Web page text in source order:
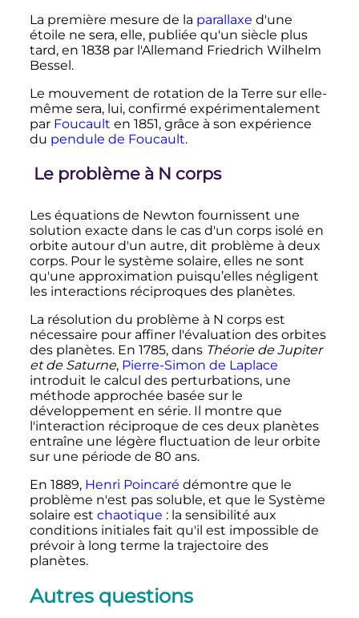
La première mesure de la parallaxe d'une
étoile ne sera, elle, publiée qu'un siècle plus
tard, en 1838 par l'Allemand Friedrich Wilhelm
Bessel.
Le mouvement de rotation de la Terre sur elle-
même sera, lui, confirmé expérimentalement
par Foucault en 1851, grâce à son expérience
du pendule de Foucault.
Le problème à N corps
Les équations de Newton fournissent une
solution exacte dans le cas d'un corps isolé en
orbite autour d'un autre, dit problème à deux
corps. Pour le système solaire, elles ne sont
qu'une approximation puisqu’elles négligent
les interactions réciproques des planètes.
La résolution du problème à N corps est
nécessaire pour affiner l'évaluation des orbites
des planètes. En 1785, dans Théorie de Jupiter
et de Saturne, Pierre-Simon de Laplace
introduit le calcul des perturbations, une
méthode approchée basée sur le
développement en série. Il montre que
l'interaction réciproque de ces deux planètes
entraîne une légère fluctuation de leur orbite
sur une période de 80 ans.
En 1889, Henri Poincaré démontre que le
problème n'est pas soluble, et que le Système
solaire est chaotique : la sensibilité aux
conditions initiales fait qu'il est impossible de
prévoir à long terme la trajectoire des
planètes.
Autres questions